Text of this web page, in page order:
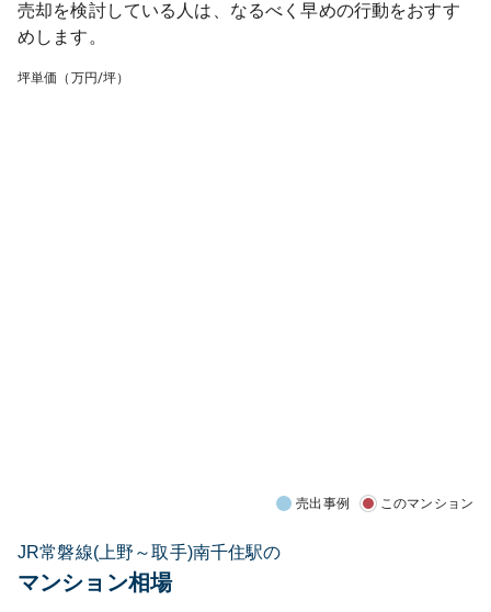
売却を検討している人は、なるべく早めの行動をおすす
めします。
坪単価（万円/坪）
売出事例 このマンション
JR常磐線(上野～取手)南千住駅の
マンション相場